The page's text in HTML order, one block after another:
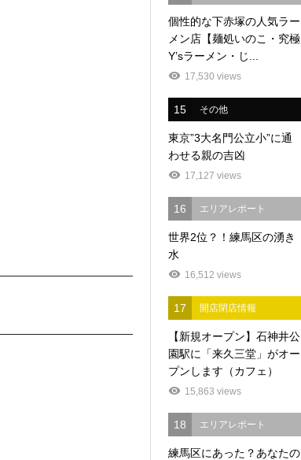
個性的な下赤塚の人気ラー
メン店【麺処いのこ・究極
Y’sラーメン・じ...
17,530 views
15 その他
東京”3大名門公立小”に通
わせる親の吉凶
17,127 views
16 エリアレポート
世界2位？！練馬区の湧き
水
16,512 views
17 開店閉店情報
【新規オープン】石神井公
園駅に「来久三堂」がオー
プンします（カフェ）
15,863 views
18 エリアレポート
練馬区にあった？あなたの